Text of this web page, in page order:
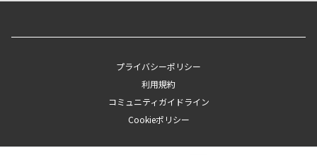
プライバシーポリシー
利用規約
コミュニティガイドライン
Cookieポリシー